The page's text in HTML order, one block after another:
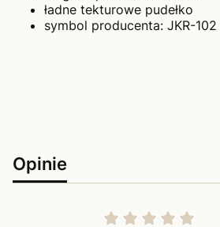
ładne tekturowe pudełko
symbol producenta: JKR-102
Opinie